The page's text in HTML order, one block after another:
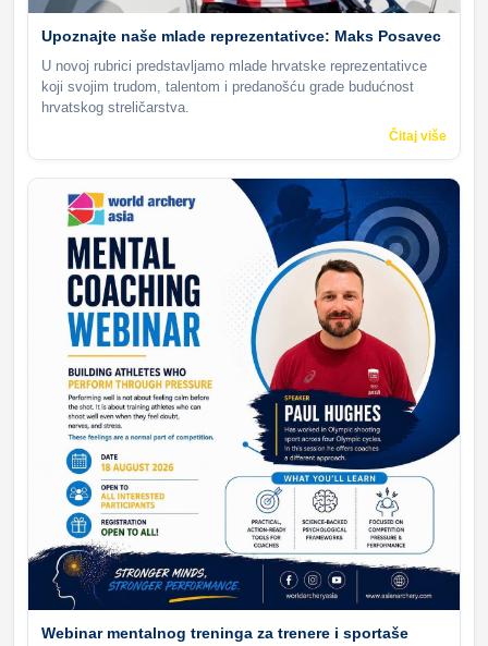
Upoznajte naše mlade reprezentativce: Maks Posavec
U novoj rubrici predstavljamo mlade hrvatske reprezentativce
koji svojim trudom, talentom i predanošću grade budućnost
hrvatskog streličarstva.
Čitaj više
Webinar mentalnog treninga za trenere i sportaše